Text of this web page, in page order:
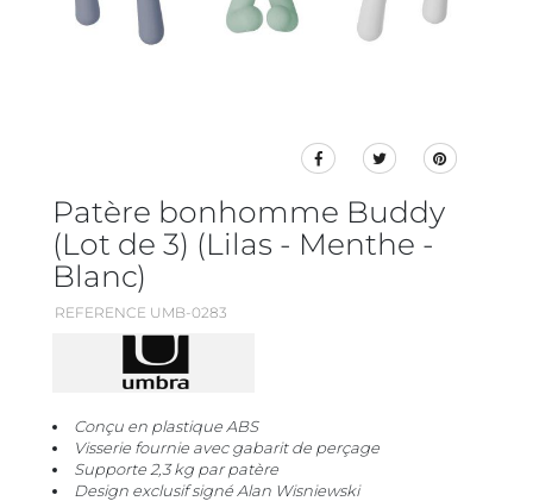
Patère bonhomme Buddy
(Lot de 3) (Lilas - Menthe -
Blanc)
REFERENCE UMB-0283
Conçu en plastique ABS
Visserie fournie avec gabarit de perçage
Supporte 2,3 kg par patère
Design exclusif signé Alan Wisniewski